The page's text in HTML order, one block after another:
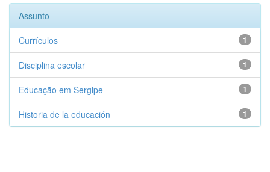
Assunto
1
Currículos
1
Disciplina escolar
1
Educação em Sergipe
1
Historia de la educación